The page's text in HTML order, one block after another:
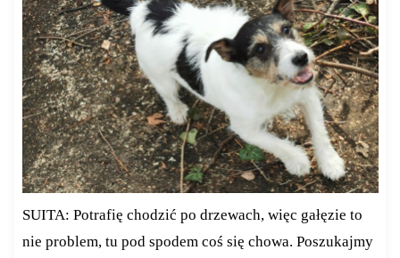
SUITA: Potrafię chodzić po drzewach, więc gałęzie to
nie problem, tu pod spodem coś się chowa. Poszukajmy